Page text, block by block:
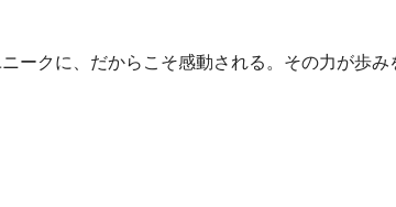
ークに、だからこそ感動される。その力が歩み